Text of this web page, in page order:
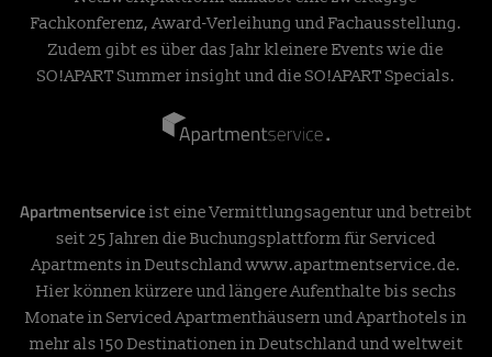
Fachkonferenz, Award-Verleihung und Fachausstellung.
Zudem gibt es über das Jahr kleinere Events wie die
SO!APART Summer insight und die SO!APART Specials.
Apartmentservice ist eine Vermittlungsagentur und betreibt
seit 25 Jahren die Buchungsplattform für Serviced
Apartments in Deutschlandwww.apartmentservice.de.
Hier können kürzere und längere Aufenthalte bis sechs
Monate in Serviced Apartmenthäusern und Aparthotels in
mehr als 150 Destinationen in Deutschland und weltweit